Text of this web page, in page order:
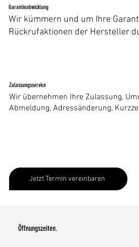
Jetzt Termin vereinbaren
Zulassungsservice
Wir übernehmen Ihre Zulassung,
Abmeldung, Adressänderung,
Garantieabwicklung
Wir kümmern und um Ihre
Rückrufaktionen der Hersteller
Öffnungszeiten.